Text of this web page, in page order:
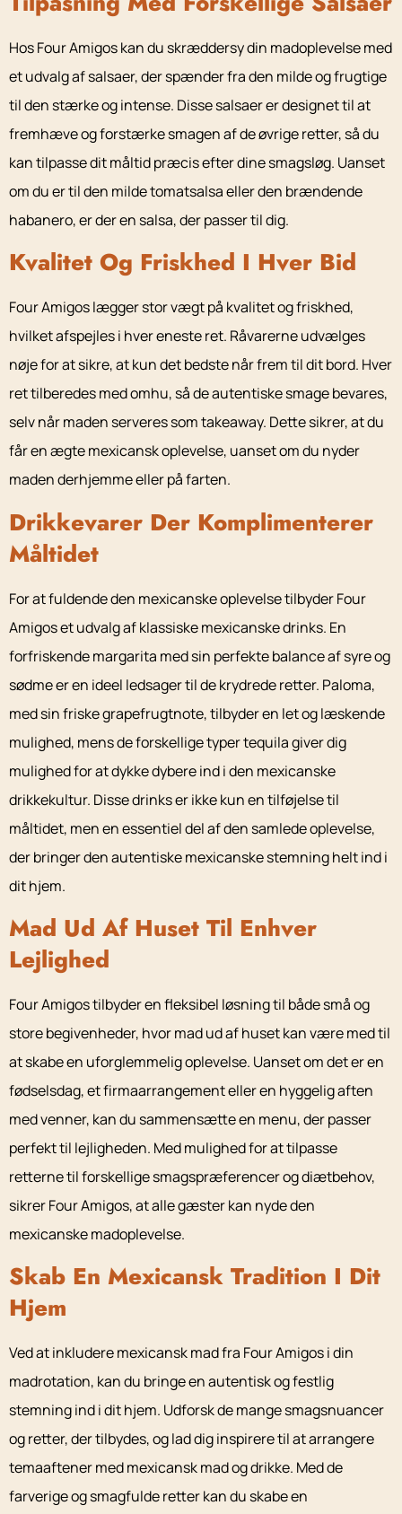
Hos Four Amigos kan du skræddersy din madoplevelse med
et udvalg af salsaer, der spænder fra den milde og frugtige
til den stærke og intense. Disse salsaer er designet til at
fremhæve og forstærke smagen af de øvrige retter, så du
kan tilpasse dit måltid præcis efter dine smagsløg. Uanset
om du er til den milde tomatsalsa eller den brændende
habanero, er der en salsa, der passer til dig.
Kvalitet Og Friskhed I Hver Bid
Four Amigos lægger stor vægt på kvalitet og friskhed,
hvilket afspejles i hver eneste ret. Råvarerne udvælges
nøje for at sikre, at kun det bedste når frem til dit bord. Hver
ret tilberedes med omhu, så de autentiske smage bevares,
selv når maden serveres som takeaway. Dette sikrer, at du
får en ægte mexicansk oplevelse, uanset om du nyder
maden derhjemme eller på farten.
Drikkevarer Der Komplimenterer
Måltidet
For at fuldende den mexicanske oplevelse tilbyder Four
Amigos et udvalg af klassiske mexicanske drinks. En
forfriskende margarita med sin perfekte balance af syre og
sødme er en ideel ledsager til de krydrede retter. Paloma,
med sin friske grapefrugtnote, tilbyder en let og læskende
mulighed, mens de forskellige typer tequila giver dig
mulighed for at dykke dybere ind i den mexicanske
drikkekultur. Disse drinks er ikke kun en tilføjelse til
måltidet, men en essentiel del af den samlede oplevelse,
der bringer den autentiske mexicanske stemning helt ind i
dit hjem.
Mad Ud Af Huset Til Enhver
Lejlighed
Four Amigos tilbyder en fleksibel løsning til både små og
store begivenheder, hvor mad ud af huset kan være med til
at skabe en uforglemmelig oplevelse. Uanset om det er en
fødselsdag, et firmaarrangement eller en hyggelig aften
med venner, kan du sammensætte en menu, der passer
perfekt til lejligheden. Med mulighed for at tilpasse
retterne til forskellige smagspræferencer og diætbehov,
sikrer Four Amigos, at alle gæster kan nyde den
mexicanske madoplevelse.
Skab En Mexicansk Tradition I Dit
Hjem
Ved at inkludere mexicansk mad fra Four Amigos i din
madrotation, kan du bringe en autentisk og festlig
stemning ind i dit hjem. Udforsk de mange smagsnuancer
og retter, der tilbydes, og lad dig inspirere til at arrangere
temaaftener med mexicansk mad og drikke. Med de
farverige og smagfulde retter kan du skabe en